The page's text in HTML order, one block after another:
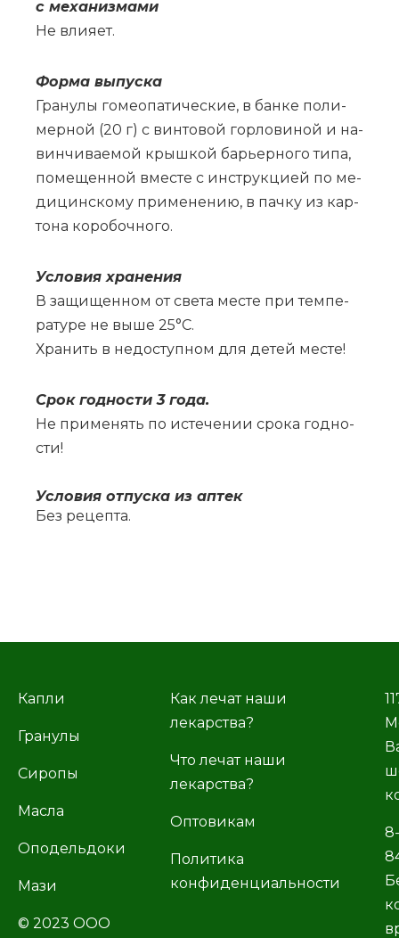
с ме­ха­низ­ма­ми
Не вли­я­ет.
Фор­ма вы­пус­ка
Гра­ну­лы го­мео­па­ти­че­ские, в бан­ке по­ли­
мер­ной (20 г) с вин­то­вой гор­ло­ви­ной и на­
вин­чи­ва­е­мой крыш­кой ба­рьер­но­го ти­па,
по­ме­щен­ной вме­сте с ин­струк­ци­ей по ме­
ди­цин­ско­му при­ме­не­нию, в пач­ку из кар­
то­на ко­ро­боч­но­го.
Усло­вия хра­не­ния
В за­щи­щен­ном от све­та ме­сте при тем­пе­
ра­ту­ре не вы­ше 25°С.
Хра­нить в не­до­ступ­ном для де­тей ме­сте!
Срок год­но­сти 3 го­да.
Не при­ме­нять по ис­те­че­нии сро­ка год­но­
сти!
Усло­вия от­пус­ка из ап­тек
Без ре­цеп­та.
Капли
Гранулы
Сиропы
Масла
Оподельдоки
Мази
© 2023 ООО
Как лечат наши
лекарства?
Что лечат наши
лекарства?
Оптовикам
Политика
конфиденциальности